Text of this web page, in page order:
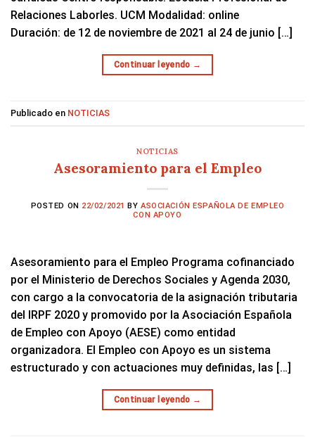
Relaciones Laborles. UCM Modalidad: online
Duración: de 12 de noviembre de 2021 al 24 de junio […]
Continuar leyendo →
Publicado en NOTICIAS
NOTICIAS
Asesoramiento para el Empleo
POSTED ON 22/02/2021 BYASOCIACIÓN ESPAÑOLA DE EMPLEO
CON APOYO
Asesoramiento para el Empleo Programa cofinanciado
por el Ministerio de Derechos Sociales y Agenda 2030,
con cargo a la convocatoria de la asignación tributaria
del IRPF 2020 y promovido por la Asociación Española
de Empleo con Apoyo (AESE) como entidad
organizadora. El Empleo con Apoyo es un sistema
estructurado y con actuaciones muy definidas, las […]
Continuar leyendo →